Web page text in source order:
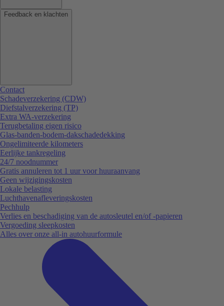
Feedback en klachten
Contact
Schadeverzekering (CDW)
Diefstalverzekering (TP)
Extra WA-verzekering
Terugbetaling eigen risico
Glas-banden-bodem-dakschadedekking
Ongelimiteerde kilometers
Eerlijke tankregeling
24/7 noodnummer
Gratis annuleren tot 1 uur voor huuraanvang
Geen wijzigingskosten
Lokale belasting
Luchthavenafleveringskosten
Pechhulp
Verlies en beschadiging van de autosleutel en/of -papieren
Vergoeding sleepkosten
Alles over onze all-in autohuurformule